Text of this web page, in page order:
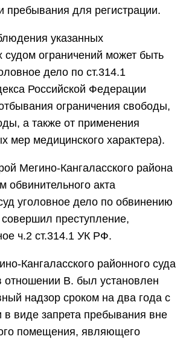
пребывания для регистрации.
указанных
судом ограничений может быть
дело по ст.314.1
Российской Федерации
ограничения свободы,
а также от применения
мер медицинского характера).
Мегино-Кангаласского района
обвинительного акта
уголовное дело по обвинению
преступление,
ч.2 ст.314.1 УК РФ.
Кангаласского районного суда
отношении В. был установлен
надзор сроком на два года с
в виде запрета пребывания вне
помещения, являющего